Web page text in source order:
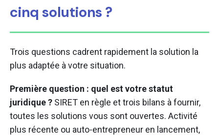
cinq solutions ?
Trois questions cadrent rapidement la solution la
plus adaptée à votre situation.
Première question : quel est votre statut
juridique ? SIRET en règle et trois bilans à fournir,
toutes les solutions vous sont ouvertes. Activité
plus récente ou auto-entrepreneur en lancement,